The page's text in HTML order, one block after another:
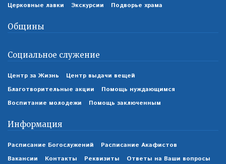
Церковные лавки
Экскурсии Подворье храма
Общины
Социальное служение
Центр за Жизнь
Центр выдачи вещей
Благотворительные акции
Помощь нуждающимся
Воспитание молодежи
Помощь заключенным
Информация
Расписание Богослужений
Расписание Акафистов
Вакансии
Контакты Реквизиты
Ответы на Ваши вопросы